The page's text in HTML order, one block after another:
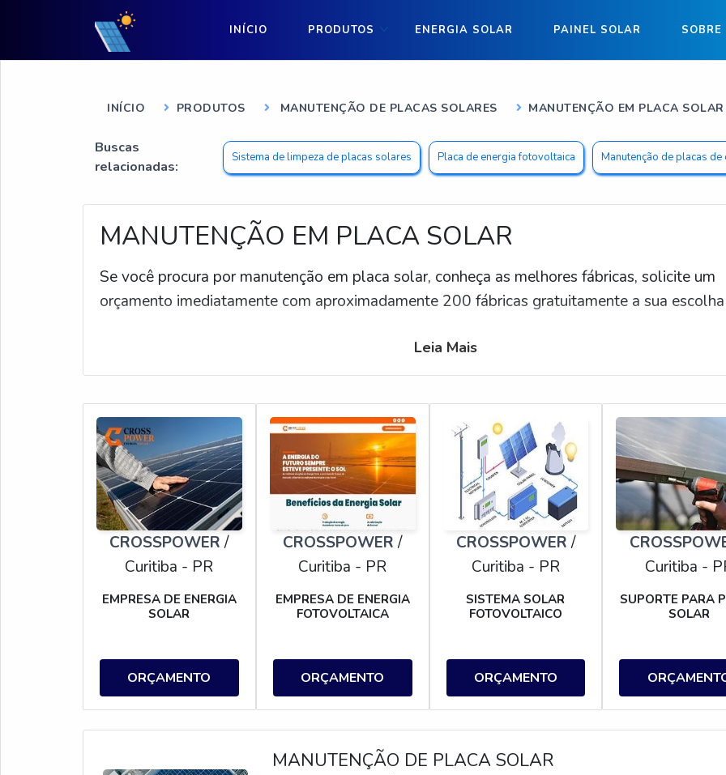
INÍCIO PRODUTOS ENERGIA SOLAR PAINEL SOLAR SOBRE
INÍCIO PRODUTOS MANUTENÇÃO DE PLACAS SOLARES MANUTENÇÃO EM PLACA SOLAR
Buscas
relacionadas:
Sistema de limpeza de placas solares Placa de energia fotovoltaica Manutenção de placas
MANUTENÇÃO EM PLACA SOLAR
Se você procura por manutenção em placa solar, conheça as melhores fábricas, solicite um
orçamento imediatamente com aproximadamente 200 fábricas gratuitamente a sua escolha
Leia Mais
CROSSPOWER/
Curitiba - PR
EMPRESA DE ENERGIA
SOLAR
ORÇAMENTO
CROSSPOWER/
Curitiba - PR
EMPRESA DE ENERGIA
FOTOVOLTAICA
ORÇAMENTO
CROSSPOWER/
Curitiba - PR
SISTEMA SOLAR
FOTOVOLTAICO
ORÇAMENTO
Curitiba -
SUPORTE PARA
SOLAR
MANUTENÇÃO DE PLACA SOLAR